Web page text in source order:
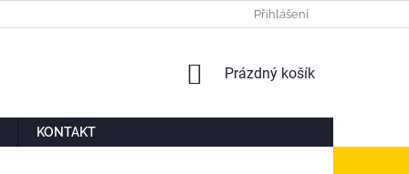
Přihlášení
NÁKUPNÍ
Prázdný košík
KONTAKT